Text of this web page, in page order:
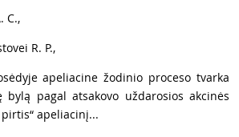
C.,
R. P.,
apeliacine žodinio proceso tvarka
bylą pagal atsakovo uždarosios akcinės
apeliacinį...